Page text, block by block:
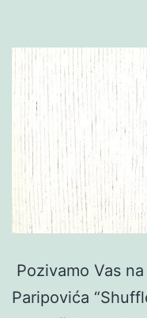
Pozivamo Vas
Paripovića